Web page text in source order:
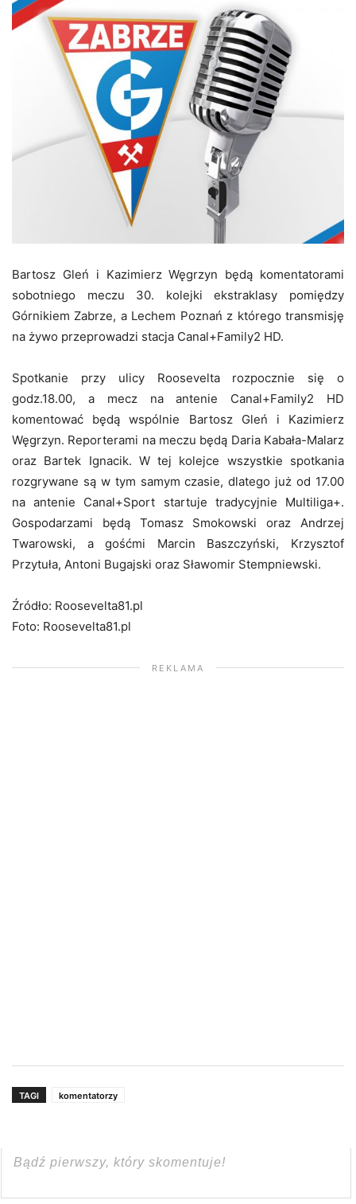
Bartosz Gleń i Kazimierz Węgrzyn będą komentatorami
sobotniego meczu 30. kolejki ekstraklasy pomiędzy
Górnikiem Zabrze, a Lechem Poznań z którego transmisję
na żywo przeprowadzi stacja Canal+Family2 HD.
Spotkanie przy ulicy Roosevelta rozpocznie się o
godz.18.00, a mecz na antenie Canal+Family2 HD
komentować będą wspólnie Bartosz Gleń i Kazimierz
Węgrzyn. Reporterami na meczu będą Daria Kabała-Malarz
oraz Bartek Ignacik. W tej kolejce wszystkie spotkania
rozgrywane są w tym samym czasie, dlatego już od 17.00
na antenie Canal+Sport startuje tradycyjnie Multiliga+.
Gospodarzami będą Tomasz Smokowski oraz Andrzej
Twarowski, a gośćmi Marcin Baszczyński, Krzysztof
Przytuła, Antoni Bugajski oraz Sławomir Stempniewski.
Źródło: Roosevelta81.pl
Foto: Roosevelta81.pl
REKLAMA
TAGI komentatorzy